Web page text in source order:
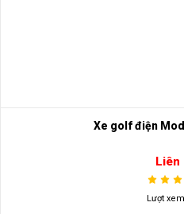
Xe golf điện
Liên
Lượt